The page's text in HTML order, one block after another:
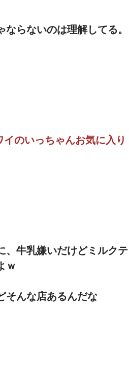
らないのは理解してる。
のいっちゃんお気に入り
、牛乳嫌いだけどミルクテ
ｗ
そんな店あるんだな